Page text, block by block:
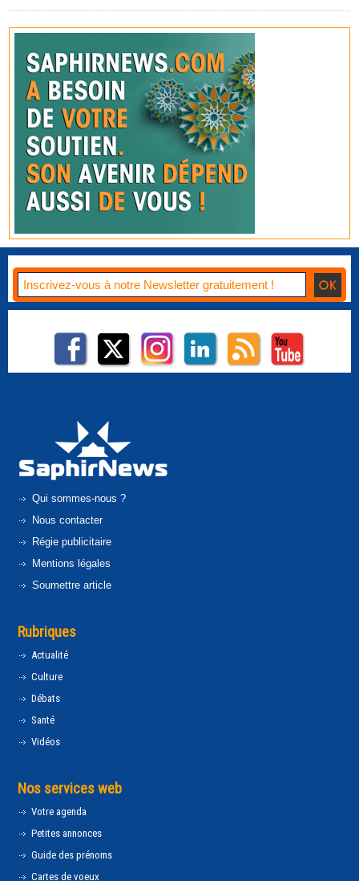
Qui sommes-nous ?
Nous contacter
Régie publicitaire
Mentions légales
Soumettre article
Rubriques
Actualité
Culture
Débats
Santé
Vidéos
Nos services web
Votre agenda
Petites annonces
Guide des prénoms
Cartes de voeux